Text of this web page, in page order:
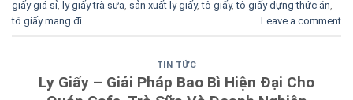
giấy giá sỉ ly giấy trà sữa sản xuất ly giấy,tô giấy,tô giấy đựng thức ăn
tô giấy mang đi
Leave a comment
TIN TỨC
Ly Giấy – Giải Pháp Bao Bì Hiện Đại Cho